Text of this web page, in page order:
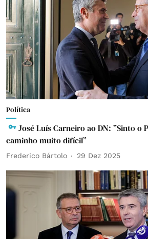
Política
José Luís Carneiro ao DN: ”Sinto o
caminho muito difícil”
Frederico Bártolo 29 Dez 2025